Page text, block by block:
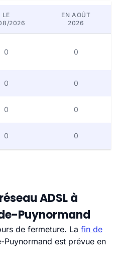
LE
2026
EN AOÛT
2026
0 0
0 0
0 0
0 0
ADSL à
Puynormand
de fermeture. La fin de
Puynormand est prévue en